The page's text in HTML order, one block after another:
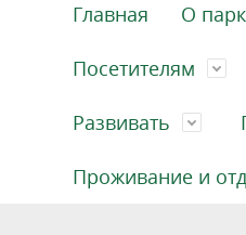
Главная О
Посетителям
Развивать
Проживание и